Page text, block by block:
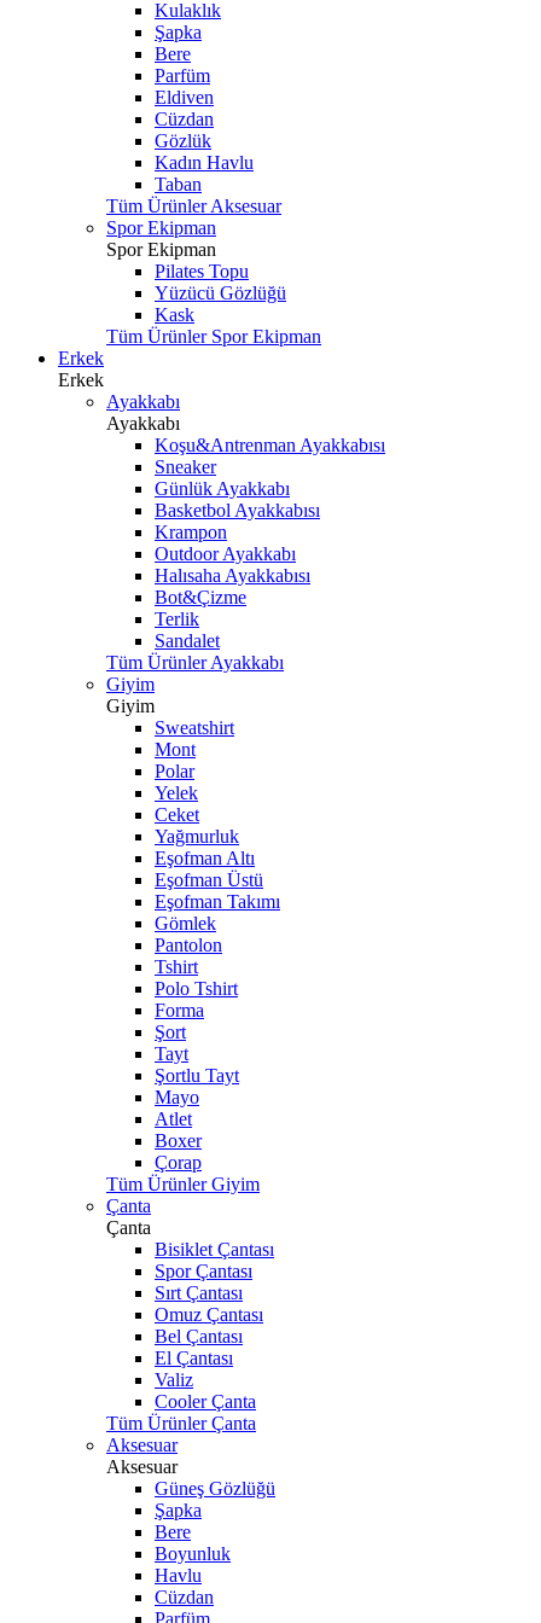
Kulaklık
Şapka
Bere
Parfüm
Eldiven
Cüzdan
Gözlük
Kadın Havlu
Taban
Tüm Ürünler Aksesuar
Spor Ekipman
Spor Ekipman
Pilates Topu
Yüzücü Gözlüğü
Kask
Tüm Ürünler Spor Ekipman
Erkek
Erkek
Ayakkabı
Ayakkabı
Koşu&Antrenman Ayakkabısı
Sneaker
Günlük Ayakkabı
Basketbol Ayakkabısı
Krampon
Outdoor Ayakkabı
Halısaha Ayakkabısı
Bot&Çizme
Terlik
Sandalet
Tüm Ürünler Ayakkabı
Giyim
Giyim
Sweatshirt
Mont
Polar
Yelek
Ceket
Yağmurluk
Eşofman Altı
Eşofman Üstü
Eşofman Takımı
Gömlek
Pantolon
Tshirt
Polo Tshirt
Forma
Şort
Tayt
Şortlu Tayt
Mayo
Atlet
Boxer
Çorap
Tüm Ürünler Giyim
Çanta
Çanta
Bisiklet Çantası
Spor Çantası
Sırt Çantası
Omuz Çantası
Bel Çantası
El Çantası
Valiz
Cooler Çanta
Tüm Ürünler Çanta
Aksesuar
Aksesuar
Güneş Gözlüğü
Şapka
Bere
Boyunluk
Havlu
Cüzdan
Parfüm